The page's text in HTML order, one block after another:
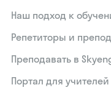
Наш подход к
Репетиторы и
Преподавать в
Портал для учителей